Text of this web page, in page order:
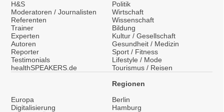
H&S
Moderatoren / Journalisten
Referenten
Trainer
Experten
Autoren
Reporter
Testimonials
healthSPEAKERS.de
Politik
Wirtschaft
Wissenschaft
Bildung
Kultur / Gesellschaft
Gesundheit / Medizin
Sport / Fitness
Lifestyle / Mode
Tourismus / Reisen
Europa
Digitalisierung
Regionen
Berlin
Hamburg